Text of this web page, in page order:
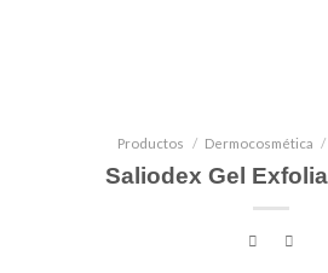
Productos / Dermocosmética /
Saliodex Gel